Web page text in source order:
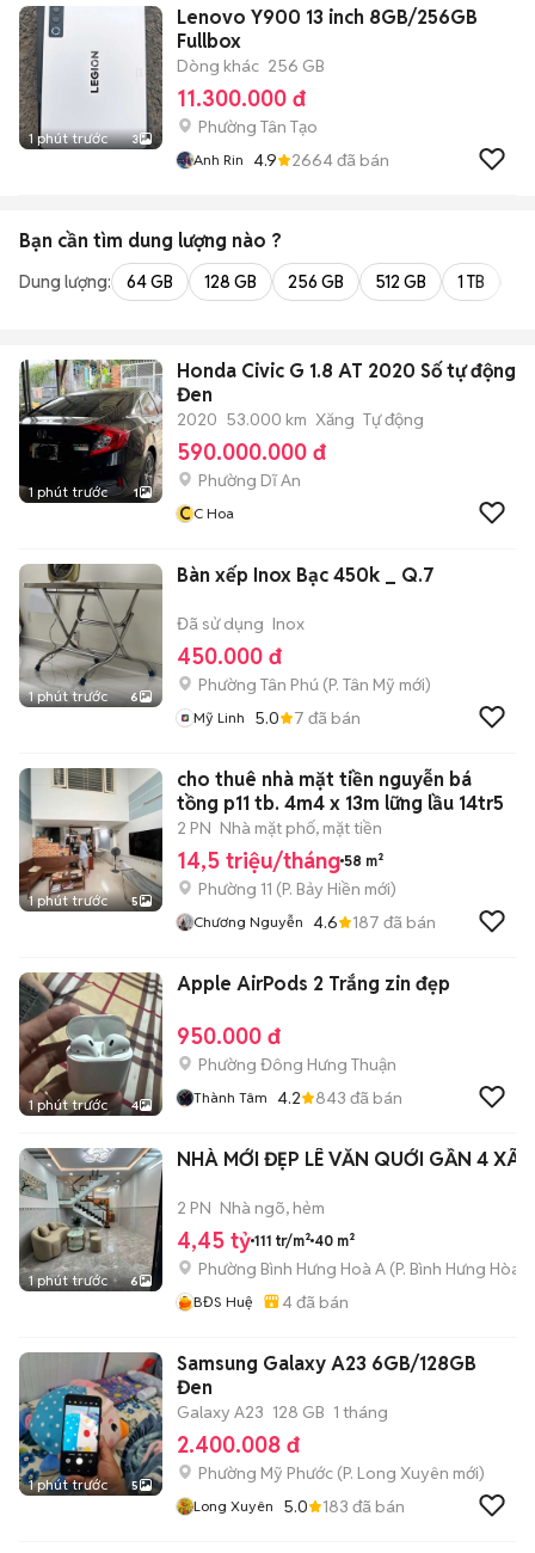
1 phút trước 3
Lenovo Y900 13 inch 8GB/256GB
Fullbox
Dòng khác 256 GB
11.300.000 đ
Phường Tân Tạo
Anh Rin 4.9 2664đã bán
Bạn cần tìm dung lượng nào ?
Dung lượng: 64 GB 128 GB 256 GB 512 GB 1 TB
1 phút trước 1
Honda Civic G 1.8 AT 2020 Số tự động
Đen
2020 53.000 km Xăng Tự động
590.000.000 đ
Phường Dĩ An
CC Hoa
1 phút trước 6
Bàn xếp Inox Bạc 450k _ Q.7
Đã sử dụng Inox
450.000 đ
Phường Tân Phú (P. Tân Mỹ mới)
Mỹ Linh 5.0 7 đã bán
1 phút trước 5
cho thuê nhà mặt tiền nguyễn bá
tồng p11 tb. 4m4 x 13m lững lầu 14tr5
2 PN Nhà mặt phố, mặt tiền
14,5 triệu/tháng 58 m²
Phường 11 (P. Bảy Hiền mới)
Chương Nguyễn 4.6 187 đã bán
1 phút trước 4
Apple AirPods 2 Trắng zin đẹp
950.000 đ
Phường Đông Hưng Thuận
Thành Tâm 4.2 843 đã bán
1 phút trước 6
NHÀ MỚI ĐẸP LÊ VĂN QUỚI GẦN 4 XÃ
2 PN Nhà ngõ, hẻm
4,45 tỷ 111 tr/m² 40 m²
Phường Bình Hưng Hoà A (P. Bình Hưng Hòa
BĐS Huệ 4đã bán
1 phút trước 5
Samsung Galaxy A23 6GB/128GB
Đen
Galaxy A23 128 GB 1 tháng
2.400.008 đ
Phường Mỹ Phước (P. Long Xuyên mới)
Long Xuyên 5.0 183 đã bán